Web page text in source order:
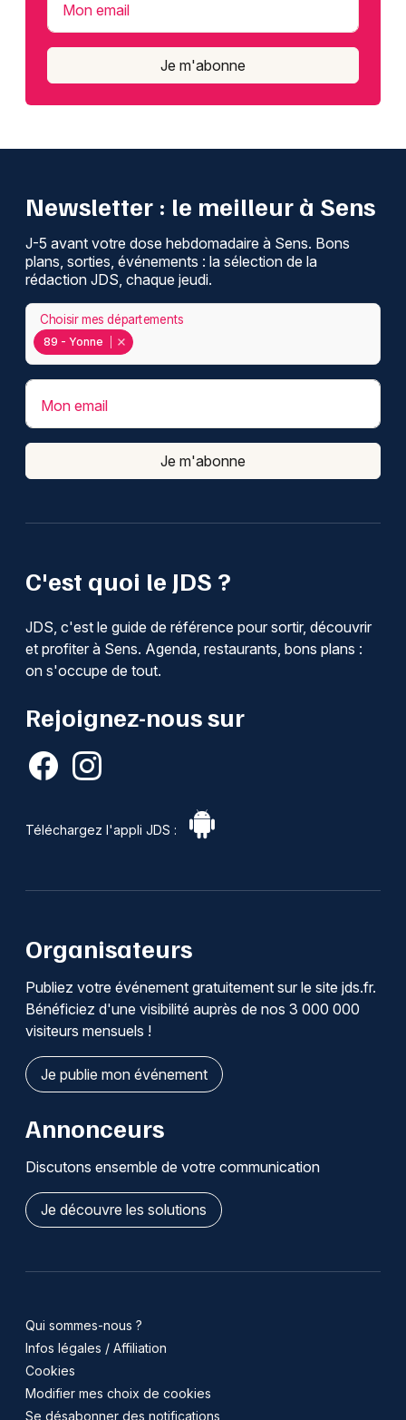
Mon email
Je m'abonne
C'est quoi le JDS ?
JDS, c'est le guide de référence pour sortir, découvrir
et profiter à Sens. Agenda, restaurants, bons plans :
on s'occupe de tout.
Rejoignez-nous sur
Téléchargez l'appli JDS :
Newsletter : le meilleur à Sens
J-5 avant votre dose hebdomadaire à Sens. Bons
plans, sorties, événements : la sélection de la
rédaction JDS, chaque jeudi.
89 - Yonne
Choisir mes départements
Mon email
Je m'abonne
Organisateurs
Publiez votre événement gratuitement sur le site jds.fr.
Bénéficiez d'une visibilité auprès de nos 3 000 000
visiteurs mensuels !
Je publie mon événement
Annonceurs
Discutons ensemble de votre communication
Je découvre les solutions
Qui sommes-nous ?
Infos légales / Affiliation
Cookies
Modifier mes choix de cookies
Se désabonner des notifications